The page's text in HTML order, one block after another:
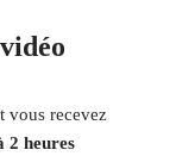
vous recevez
2 heures